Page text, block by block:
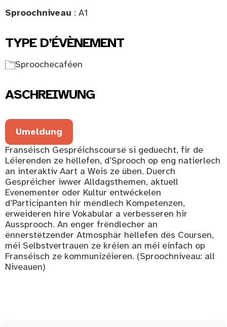
Sproochniveau : A1
TYPE D’ÉVÈNEMENT
Sproochecaféen
ASCHREIWUNG
Umeldung
Franséisch Gespréichscoursë si geduecht, fir de
Léierenden ze hëllefen, d’Sprooch op eng natierlech
an interaktiv Aart a Weis ze üben. Duerch
Gespréicher iwwer Alldagsthemen, aktuell
Evenementer oder Kultur entwéckelen
d’Participanten hir mëndlech Kompetenzen,
erweideren hire Vokabular a verbesseren hir
Aussprooch. An enger frëndlecher an
ënnerstëtzender Atmosphär hëllefen dës Coursen,
méi Selbstvertrauen ze kréien an méi einfach op
Franséisch ze kommunizéieren. (Sproochniveau: all
Niveauen)